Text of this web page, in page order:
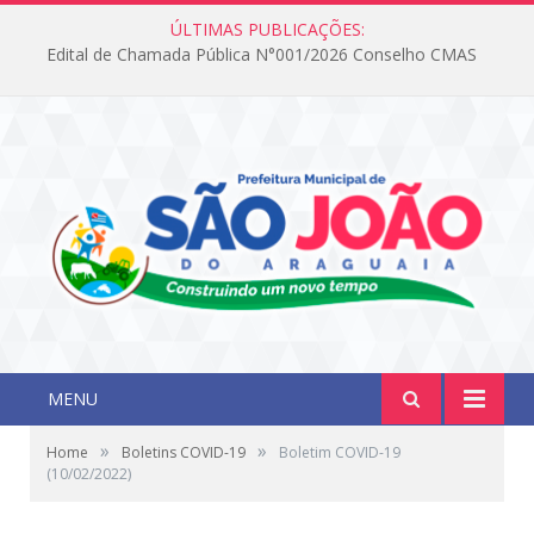
ÚLTIMAS PUBLICAÇÕES:
Edital de Chamada Pública N°001/2026 Conselho CMAS
MENU
Home » Boletins COVID-19 »
Boletim COVID-19
(10/02/2022)